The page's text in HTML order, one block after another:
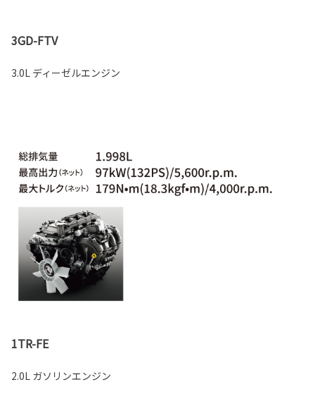
3GD-FTV
3.0L ディーゼルエンジン
1TR-FE
2.0L ガソリンエンジン